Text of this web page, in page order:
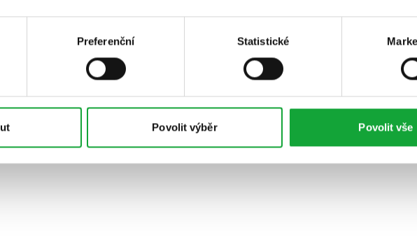
Preferenční Statistické
Povolit výběr Povolit vše